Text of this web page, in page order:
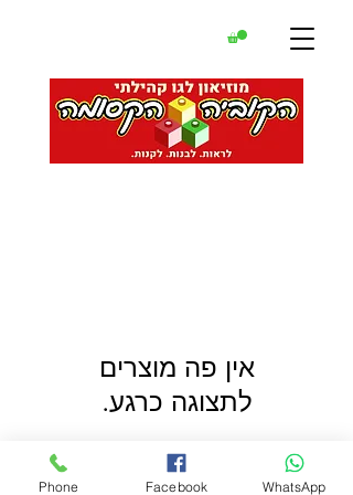
לתצוגה כרגע.
Phone Facebook WhatsApp